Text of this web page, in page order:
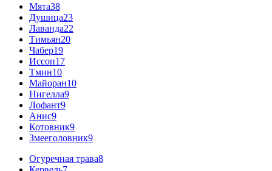
Мята38
Душица23
Лаванда22
Тимьян20
Чабер19
Иссоп17
Тмин10
Майоран10
Нигелла9
Лофант9
Анис9
Котовник9
Змееголовник9
Огуречная трава8